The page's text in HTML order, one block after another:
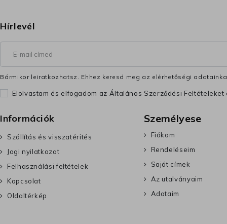
Hírlevél
Bármikor leiratkozhatsz. Ehhez keresd meg az elérhetőségi
Elolvastam és elfogadom az Általános Szerződési
Információk
Szállítás és visszatérités
Jogi nyilatkozat
Felhasználási feltételek
Kapcsolat
Oldaltérkép
Személyese
Fiókom
Rendeléseim
Saját címek
Az utalványaim
Adataim